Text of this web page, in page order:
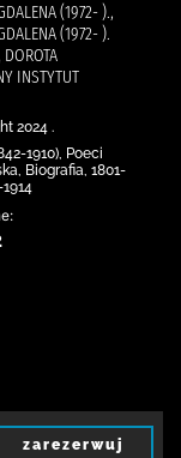
(1972- ).,
(1972- ).
DOROTA
INSTYTUT
2024 .
1910), Poeci
Biografia, 1801-
zarezerwuj